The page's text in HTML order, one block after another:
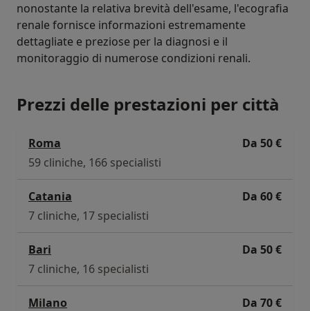
nonostante la relativa brevità dell'esame, l'ecografia
renale fornisce informazioni estremamente
dettagliate e preziose per la diagnosi e il
monitoraggio di numerose condizioni renali.
Prezzi delle prestazioni per città
Roma
Da 50 €
59 cliniche, 166 specialisti
Catania
Da 60 €
7 cliniche, 17 specialisti
Bari
Da 50 €
7 cliniche, 16 specialisti
Milano
Da 70 €